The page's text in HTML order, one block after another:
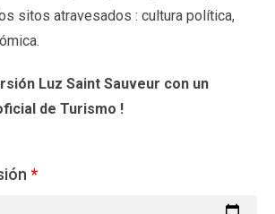
sitos atravesados : cultura política,
Luz Saint Sauveur con un
de Turismo !
*